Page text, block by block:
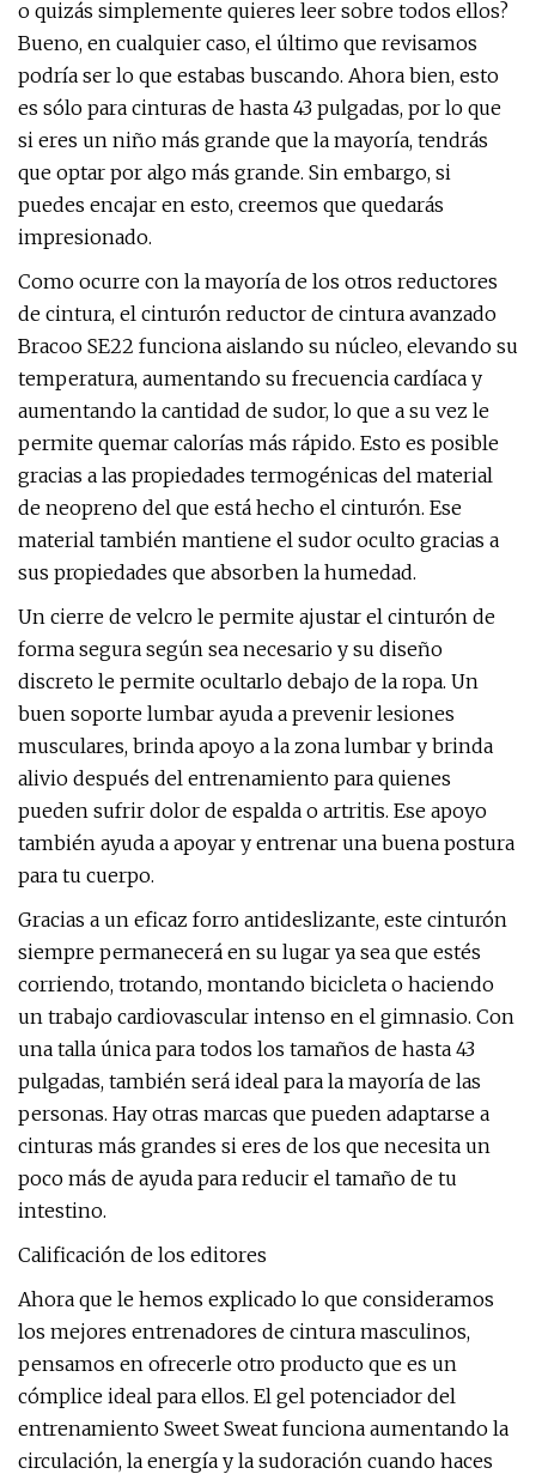
o quizás simplemente quieres leer sobre todos ellos?
Bueno, en cualquier caso, el último que revisamos
podría ser lo que estabas buscando. Ahora bien, esto
es sólo para cinturas de hasta 43 pulgadas, por lo que
si eres un niño más grande que la mayoría, tendrás
que optar por algo más grande. Sin embargo, si
puedes encajar en esto, creemos que quedarás
impresionado.
Como ocurre con la mayoría de los otros reductores
de cintura, el cinturón reductor de cintura avanzado
Bracoo SE22 funciona aislando su núcleo, elevando su
temperatura, aumentando su frecuencia cardíaca y
aumentando la cantidad de sudor, lo que a su vez le
permite quemar calorías más rápido. Esto es posible
gracias a las propiedades termogénicas del material
de neopreno del que está hecho el cinturón. Ese
material también mantiene el sudor oculto gracias a
sus propiedades que absorben la humedad.
Un cierre de velcro le permite ajustar el cinturón de
forma segura según sea necesario y su diseño
discreto le permite ocultarlo debajo de la ropa. Un
buen soporte lumbar ayuda a prevenir lesiones
musculares, brinda apoyo a la zona lumbar y brinda
alivio después del entrenamiento para quienes
pueden sufrir dolor de espalda o artritis. Ese apoyo
también ayuda a apoyar y entrenar una buena postura
para tu cuerpo.
Gracias a un eficaz forro antideslizante, este cinturón
siempre permanecerá en su lugar ya sea que estés
corriendo, trotando, montando bicicleta o haciendo
un trabajo cardiovascular intenso en el gimnasio. Con
una talla única para todos los tamaños de hasta 43
pulgadas, también será ideal para la mayoría de las
personas. Hay otras marcas que pueden adaptarse a
cinturas más grandes si eres de los que necesita un
poco más de ayuda para reducir el tamaño de tu
intestino.
Calificación de los editores
Ahora que le hemos explicado lo que consideramos
los mejores entrenadores de cintura masculinos,
pensamos en ofrecerle otro producto que es un
cómplice ideal para ellos. El gel potenciador del
entrenamiento Sweet Sweat funciona aumentando la
circulación, la energía y la sudoración cuando haces